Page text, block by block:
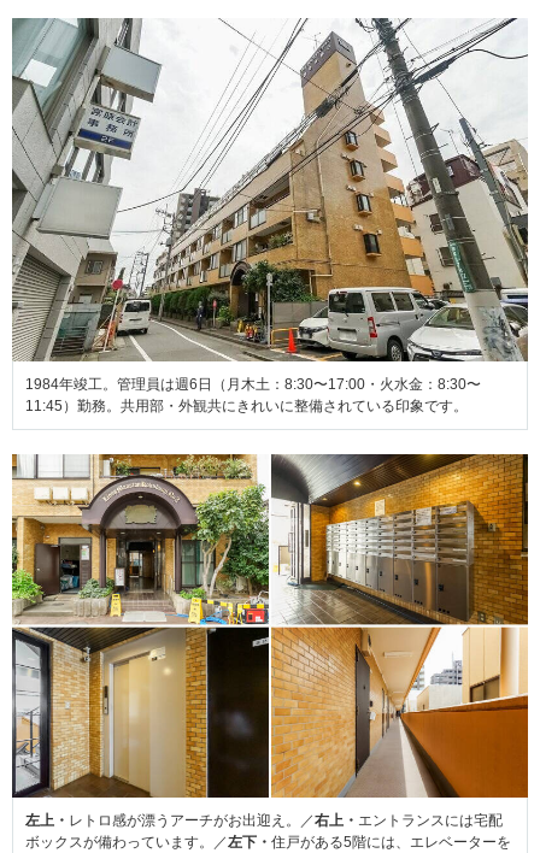
1984年竣工。管理員は週6日（月木土：8:30〜17:00・火水金：8:30〜
11:45）勤務。共用部・外観共にきれいに整備されている印象です。
左上・ レトロ感が漂うアーチがお出迎え。／右上・ エントランスには宅配
ボックスが備わっています。／左下・ 住戸がある5階には、エレベーターを